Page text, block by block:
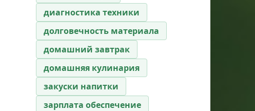
диагностика техники
долговечность материала
домашний завтрак
домашняя кулинария
закуски напитки
зарплата обеспечение